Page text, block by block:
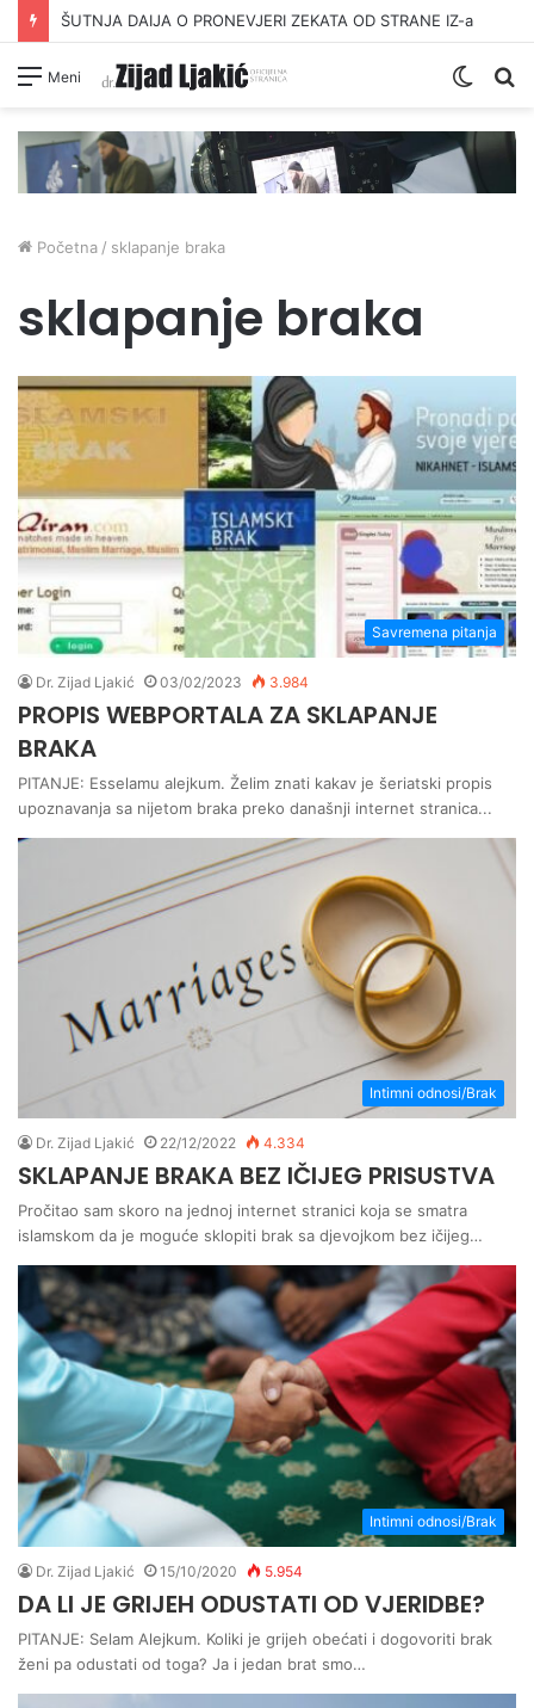
ŠUTNJA DAIJA O PRONEVJERI ZEKATA OD STRANE IZ-a
Meni
Switch
Početna / sklapanje braka
sklapanje braka
Savremena pitanja
Dr. Zijad Ljakić 03/02/2023 3.984
PROPIS WEBPORTALA ZA SKLAPANJE
BRAKA
PITANJE: Esselamu alejkum. Želim znati kakav je šeriatski propis
upoznavanja sa nijetom braka preko današnji internet stranica...
Intimni odnosi/Brak
Dr. Zijad Ljakić 22/12/2022 4.334
SKLAPANJE BRAKA BEZ IČIJEG PRISUSTVA
Pročitao sam skoro na jednoj internet stranici koja se smatra
islamskom da je moguće sklopiti brak sa djevojkom bez ičijeg…
Intimni odnosi/Brak
Dr. Zijad Ljakić 15/10/2020 5.954
DA LI JE GRIJEH ODUSTATI OD VJERIDBE?
PITANJE: Selam Alejkum. Koliki je grijeh obećati i dogovoriti brak
ženi pa odustati od toga? Ja i jedan brat smo…